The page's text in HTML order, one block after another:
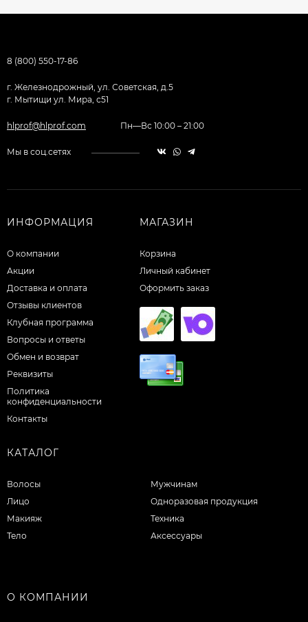
8 (800) 550-17-86
г. Железнодрожный, ул. Советская, д.5
г. Мытищи ул. Мира, с51
hlprof@hlprof.com Пн—Вс 10:00 – 21:00
Мы в соц.сетях
ИНФОРМАЦИЯ
О компании
Акции
Доставка и оплата
Отзывы клиентов
Клубная программа
Вопросы и ответы
Обмен и возврат
Реквизиты
Политика
конфиденциальности
Контакты
МАГАЗИН
Корзина
Личный кабинет
Оформить заказ
КАТАЛОГ
Волосы
Лицо
Макияж
Тело
Мужчинам
Одноразовая продукция
Техника
Аксессуары
О КОМПАНИИ